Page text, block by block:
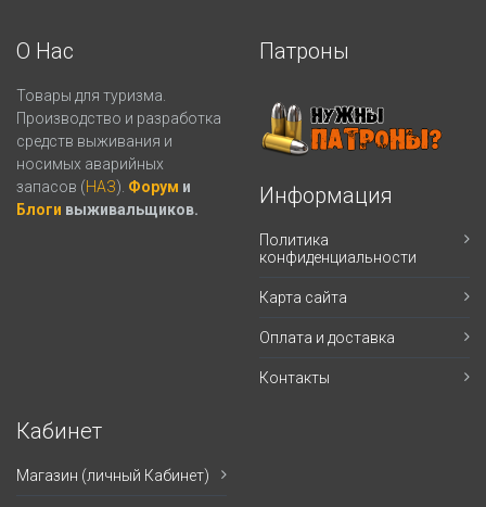
О Нас
Товары для туризма.
Производство и разработка
средств выживания и
носимых аварийных
запасов (НАЗ). Форум и
Блоги выживальщиков.
Патроны
Информация
Политика
конфиденциальности
Карта сайта
Оплата и доставка
Контакты
Кабинет
Магазин (личный Кабинет)